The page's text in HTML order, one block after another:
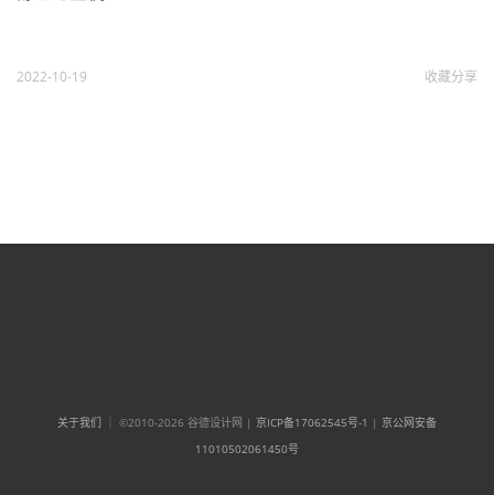
2022-10-19 收藏分享
关于我们 ｜ ©2010-2026 谷德设计网 | 京ICP备17062545号-1 | 京公网安备
11010502061450号